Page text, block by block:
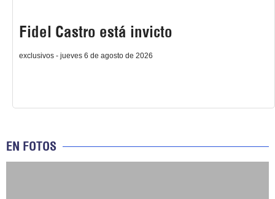
Fidel Castro está invicto
exclusivos - jueves 6 de agosto de 2026
EN FOTOS